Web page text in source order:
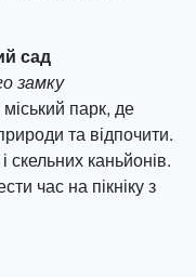
сад
замку
парк, де
та відпочити.
скельних каньйонів.
час на пікніку з